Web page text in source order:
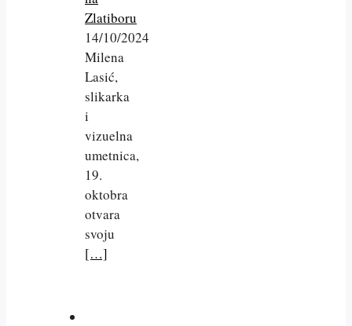
Zlatiboru
14/10/2024
Milena
Lasić,
slikarka
i
vizuelna
umetnica,
19.
oktobra
otvara
svoju
[…]